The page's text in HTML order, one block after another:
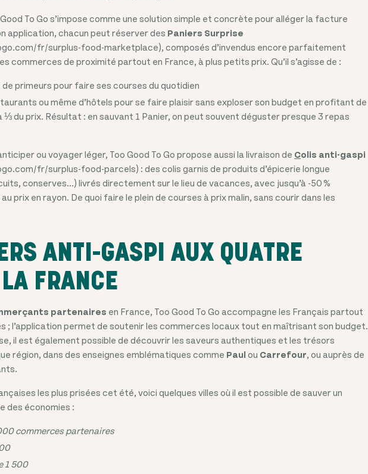
To Go s’impose comme une solution simple et concrète pour alléger la facture
application, chacun peut réserver des Paniers Surprise
fr/surplus-food-marketplace), composés d’invendus encore parfaitement
commerces de proximité partout en France, à plus petits prix. Qu’il s’agisse de :
primeurs pour faire ses courses du quotidien
ou même d’hôtels pour se faire plaisir sans exploser son budget en profitant de
⅓ du prix. Résultat : en sauvant 1 Panier, on peut souvent déguster presque 3 repas
ou voyager léger, Too Good To Go propose aussi la livraison de Colis anti-gaspi
fr/surplus-food-parcels) : des colis garnis de produits d’épicerie longue
conserves…) livrés directement sur le lieu de vacances, avec jusqu’à -50 %
prix en rayon. De quoi faire le plein de courses à prix malin, sans courir dans les
ANTI-GASPI AUX QUATRE
FRANCE
partenaires en France, Too Good To Go accompagne les Français partout
; l’application permet de soutenir les commerces locaux tout en maîtrisant son budget.
il est également possible de découvrir les saveurs authentiques et les trésors
région, dans des enseignes emblématiques comme Paul ou Carrefour, ou auprès de
les plus prisées cet été, voici quelques villes où il est possible de sauver un
des économies :
commerces partenaires
1 500